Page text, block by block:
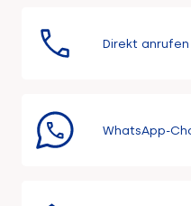
Direkt anrufen
WhatsApp-